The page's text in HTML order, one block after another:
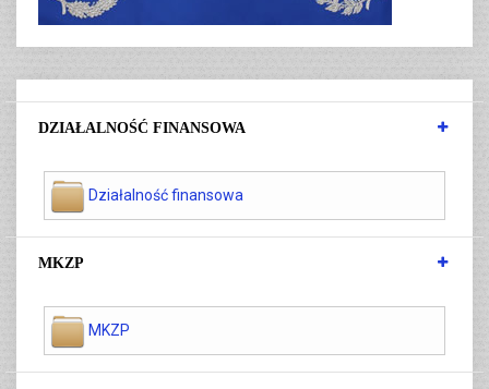
DZIAŁALNOŚĆ FINANSOWA
Działalność finansowa
MKZP
MKZP